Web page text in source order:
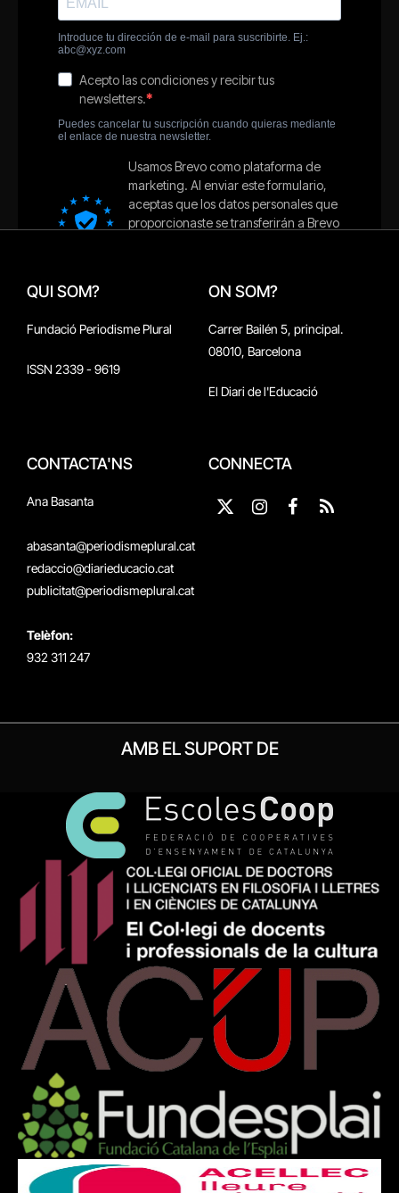
QUI SOM?
Fundació Periodisme Plural
ISSN 2339 - 9619
ON SOM?
Carrer Bailén 5, principal.
08010, Barcelona
El Diari de l'Educació
CONTACTA'NS
Ana Basanta
abasanta@periodismeplural.cat
redaccio@diarieducacio.cat
publicitat@periodismeplural.cat
Telèfon:
932 311 247
CONNECTA
X
Instagram
Facebook
RSS
AMB EL SUPORT DE